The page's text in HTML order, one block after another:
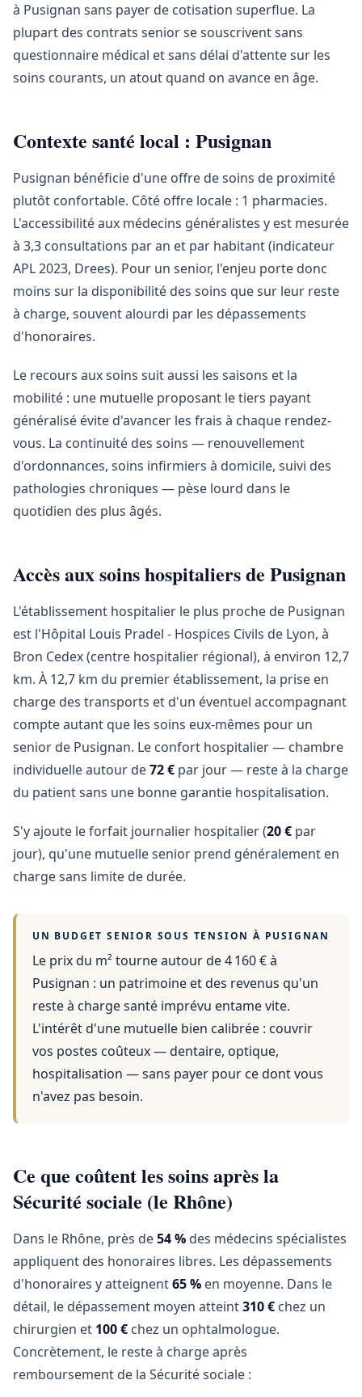
à Pusignan sans payer de cotisation superflue. La
plupart des contrats senior se souscrivent sans
questionnaire médical et sans délai d'attente sur les
soins courants, un atout quand on avance en âge.
Contexte santé local : Pusignan
Pusignan bénéficie d'une offre de soins de proximité
plutôt confortable. Côté offre locale : 1 pharmacies.
L'accessibilité aux médecins généralistes y est mesurée
à 3,3 consultations par an et par habitant (indicateur
APL 2023, Drees). Pour un senior, l'enjeu porte donc
moins sur la disponibilité des soins que sur leur reste
à charge, souvent alourdi par les dépassements
d'honoraires.
Le recours aux soins suit aussi les saisons et la
mobilité : une mutuelle proposant le tiers payant
généralisé évite d'avancer les frais à chaque rendez-
vous. La continuité des soins — renouvellement
d'ordonnances, soins infirmiers à domicile, suivi des
pathologies chroniques — pèse lourd dans le
quotidien des plus âgés.
Accès aux soins hospitaliers de Pusignan
L'établissement hospitalier le plus proche de Pusignan
est l'Hôpital Louis Pradel - Hospices Civils de Lyon, à
Bron Cedex (centre hospitalier régional), à environ 12,7
km. À 12,7 km du premier établissement, la prise en
charge des transports et d'un éventuel accompagnant
compte autant que les soins eux-mêmes pour un
senior de Pusignan. Le confort hospitalier — chambre
individuelle autour de72 € par jour — reste à la charge
du patient sans une bonne garantie hospitalisation.
S'y ajoute le forfait journalier hospitalier (20 € par
jour), qu'une mutuelle senior prend généralement en
charge sans limite de durée.
UN BUDGET SENIOR SOUS TENSION À PUSIGNAN
Le prix du m² tourne autour de 4 160 €à
Pusignan : un patrimoine et des revenus qu'un
reste à charge santé imprévu entame vite.
L'intérêt d'une mutuelle bien calibrée : couvrir
vos postes coûteux — dentaire, optique,
hospitalisation — sans payer pour ce dont vous
n'avez pas besoin.
Ce que coûtent les soins après la
Sécurité sociale (le Rhône)
Dans le Rhône, près de54 % des médecins spécialistes
appliquent des honoraires libres. Les dépassements
d'honoraires y atteignent65 % en moyenne. Dans le
détail, le dépassement moyen atteint310 € chez un
chirurgien et 100 € chez un ophtalmologue.
Concrètement, le reste à charge après
remboursement de la Sécurité sociale :